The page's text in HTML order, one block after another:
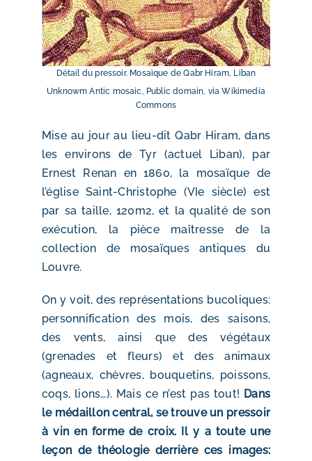
Détail du pressoir. Mosaïque de Qabr Hiram, Liban
Unknowm Antic mosaic, Public domain, via Wikimedia
Commons
Mise au jour au lieu-dit Qabr Hiram, dans
les environs de Tyr (actuel Liban), par
Ernest Renan en 1860, la mosaïque de
l’église Saint-Christophe (VIe siècle) est
par sa taille, 120m2, et la qualité de son
exécution, la pièce maîtresse de la
collection de mosaïques antiques du
Louvre.
On y voit, des représentations bucoliques:
personnification des mois, des saisons,
des vents, ainsi que des végétaux
(grenades et fleurs) et des animaux
(agneaux, chèvres, bouquetins, poissons,
coqs, lions…). Mais ce n’est pas tout! Dans
le médaillon central, se trouve un pressoir
à vin en forme de croix. Il y a toute une
leçon de théologie derrière ces images: